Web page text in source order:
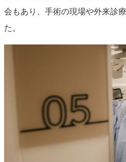
会もあり、手術の現場や外来診
た。